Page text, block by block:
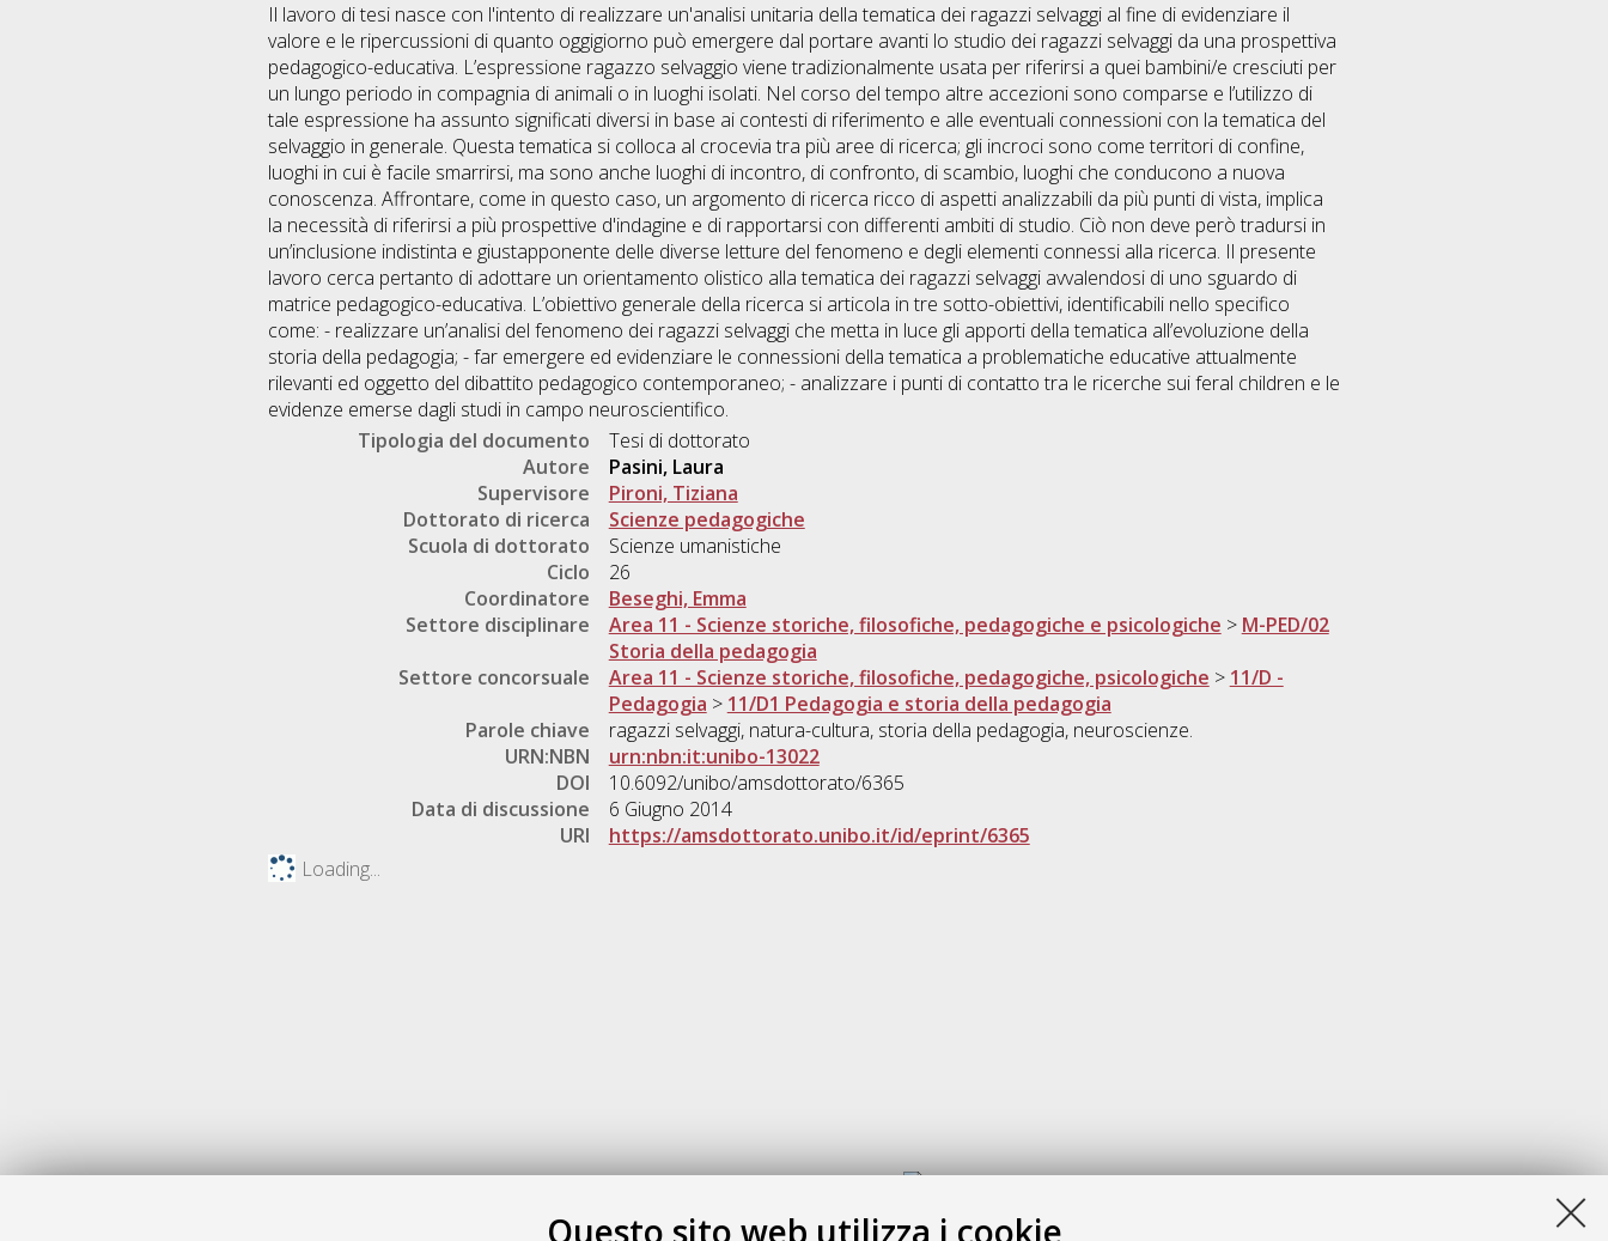
Questo sito web utilizza i cookie
Il lavoro di tesi nasce con l'intento di realizzare un'analisi unitaria della tematica dei ragazzi selvaggi al fine di evidenziare il
valore e le ripercussioni di quanto oggigiorno può emergere dal portare avanti lo studio dei ragazzi selvaggi da una prospettiva
pedagogico-educativa. L’espressione ragazzo selvaggio viene tradizionalmente usata per riferirsi a quei bambini/e cresciuti per
un lungo periodo in compagnia di animali o in luoghi isolati. Nel corso del tempo altre accezioni sono comparse e l’utilizzo di
tale espressione ha assunto significati diversi in base ai contesti di riferimento e alle eventuali connessioni con la tematica del
selvaggio in generale. Questa tematica si colloca al crocevia tra più aree di ricerca; gli incroci sono come territori di confine,
luoghi in cui è facile smarrirsi, ma sono anche luoghi di incontro, di confronto, di scambio, luoghi che conducono a nuova
conoscenza. Affrontare, come in questo caso, un argomento di ricerca ricco di aspetti analizzabili da più punti di vista, implica
la necessità di riferirsi a più prospettive d'indagine e di rapportarsi con differenti ambiti di studio. Ciò non deve però tradursi in
un’inclusione indistinta e giustapponente delle diverse letture del fenomeno e degli elementi connessi alla ricerca. Il presente
lavoro cerca pertanto di adottare un orientamento olistico alla tematica dei ragazzi selvaggi avvalendosi di uno sguardo di
matrice pedagogico-educativa. L’obiettivo generale della ricerca si articola in tre sotto-obiettivi, identificabili nello specifico
come: - realizzare un’analisi del fenomeno dei ragazzi selvaggi che metta in luce gli apporti della tematica all’evoluzione della
storia della pedagogia; - far emergere ed evidenziare le connessioni della tematica a problematiche educative attualmente
rilevanti ed oggetto del dibattito pedagogico contemporaneo; - analizzare i punti di contatto tra le ricerche sui feral children e le
evidenze emerse dagli studi in campo neuroscientifico.
Tipologia del documento
Tesi di dottorato
Autore
Pasini, Laura
Supervisore
Pironi, Tiziana
Dottorato di ricerca
Scienze pedagogiche
Scuola di dottorato
Scienze umanistiche
Ciclo
26
Coordinatore
Beseghi, Emma
Settore disciplinare
Area 11 - Scienze storiche, filosofiche, pedagogiche e psicologiche > M-PED/02
Storia della pedagogia
Settore concorsuale
Area 11 - Scienze storiche, filosofiche, pedagogiche, psicologiche > 11/D -
Pedagogia > 11/D1 Pedagogia e storia della pedagogia
Parole chiave
ragazzi selvaggi, natura-cultura, storia della pedagogia, neuroscienze.
URN:NBN
urn:nbn:it:unibo-13022
DOI
10.6092/unibo/amsdottorato/6365
Data di discussione
6 Giugno 2014
URI
https://amsdottorato.unibo.it/id/eprint/6365
Loading...